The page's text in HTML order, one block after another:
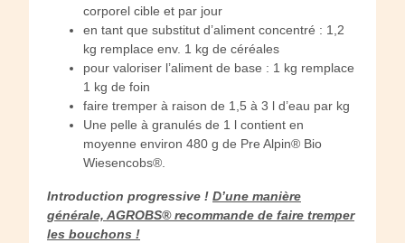
corporel cible et par jour
en tant que substitut d’aliment concentré : 1,2
kg remplace env. 1 kg de céréales
pour valoriser l’aliment de base : 1 kg remplace
1 kg de foin
faire tremper à raison de 1,5 à 3 l d’eau par kg
Une pelle à granulés de 1 l contient en
moyenne environ 480 g de Pre Alpin® Bio
Wiesencobs®.
Introduction progressive ! D’une manière
générale, AGROBS® recommande de faire tremper
les bouchons !